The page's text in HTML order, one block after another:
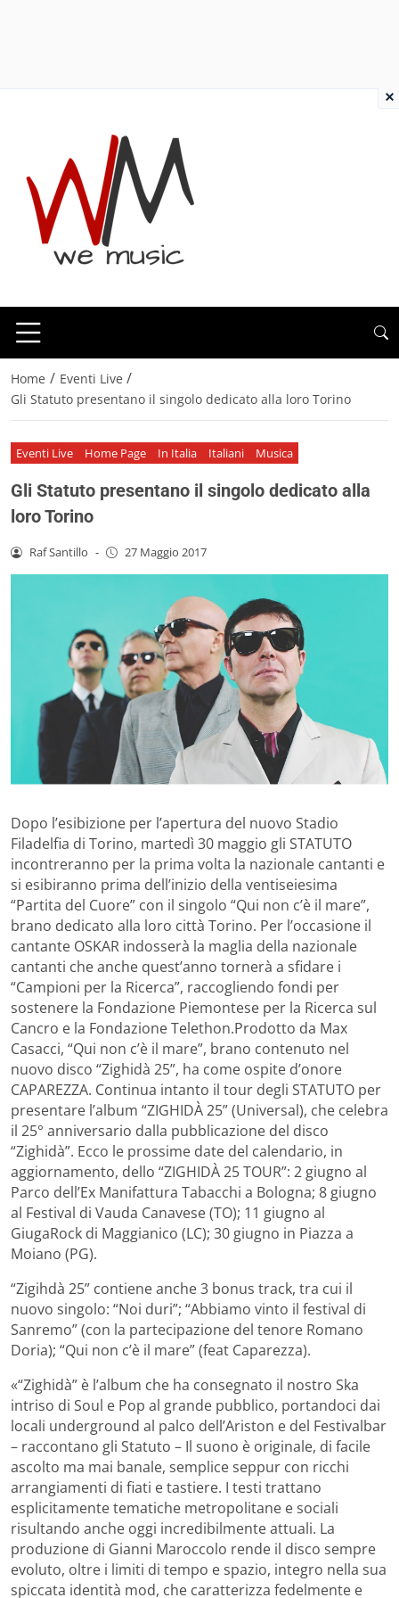
Home / Eventi Live /
Gli Statuto presentano il singolo dedicato alla loro Torino
Eventi Live Home Page In Italia Italiani Musica
Gli Statuto presentano il singolo dedicato alla
loro Torino
Raf Santillo - 27 Maggio 2017
Dopo l’esibizione per l’apertura del nuovo Stadio
Filadelfia di Torino, martedì 30 maggio gli STATUTO
incontreranno per la prima volta la nazionale cantanti e
si esibiranno prima dell’inizio della ventiseiesima
“Partita del Cuore” con il singolo “Qui non c’è il mare”,
brano dedicato alla loro città Torino. Per l’occasione il
cantante OSKAR indosserà la maglia della nazionale
cantanti che anche quest’anno tornerà a sfidare i
“Campioni per la Ricerca”, raccogliendo fondi per
sostenere la Fondazione Piemontese per la Ricerca sul
Cancro e la Fondazione Telethon.Prodotto da Max
Casacci, “Qui non c’è il mare”, brano contenuto nel
nuovo disco “Zighidà 25”, ha come ospite d’onore
CAPAREZZA. Continua intanto il tour degli STATUTO per
presentare l’album “ZIGHIDÀ 25” (Universal), che celebra
il 25° anniversario dalla pubblicazione del disco
“Zighidà”. Ecco le prossime date del calendario, in
aggiornamento, dello “ZIGHIDÀ 25 TOUR”: 2 giugno al
Parco dell’Ex Manifattura Tabacchi a Bologna; 8 giugno
al Festival di Vauda Canavese (TO); 11 giugno al
GiugaRock di Maggianico (LC); 30 giugno in Piazza a
Moiano (PG).
“Zigihdà 25” contiene anche 3 bonus track, tra cui il
nuovo singolo: “Noi duri”; “Abbiamo vinto il festival di
Sanremo” (con la partecipazione del tenore Romano
Doria); “Qui non c’è il mare” (feat Caparezza).
«“Zighidà” è l’album che ha consegnato il nostro Ska
intriso di Soul e Pop al grande pubblico, portandoci dai
locali underground al palco dell’Ariston e del Festivalbar
– raccontano gli Statuto – Il suono è originale, di facile
ascolto ma mai banale, semplice seppur con ricchi
arrangiamenti di fiati e tastiere. I testi trattano
esplicitamente tematiche metropolitane e sociali
risultando anche oggi incredibilmente attuali. La
produzione di Gianni Maroccolo rende il disco sempre
evoluto, oltre i limiti di tempo e spazio, integro nella sua
spiccata identità mod, che caratterizza fedelmente e
×